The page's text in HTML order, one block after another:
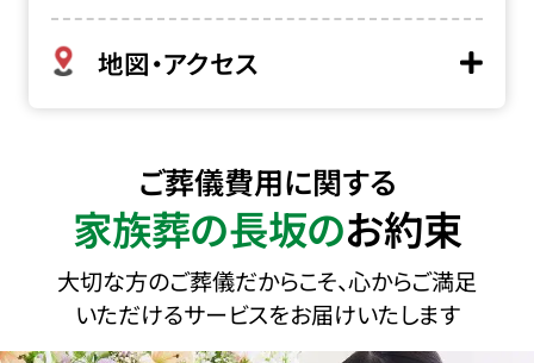
地図・アクセス
ご葬儀費用に関する
家族葬の長坂のお約束
大切な方のご葬儀だからこそ、心からご満足
いただけるサービスをお届けいたします